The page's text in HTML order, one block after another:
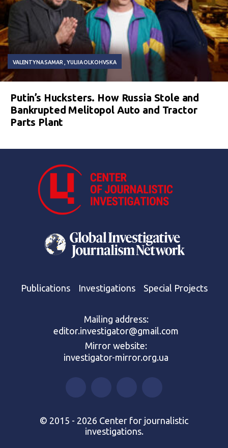
VALENTYNA SAMAR YULIIA OLKOHVSKA
Putin’s Hucksters. How Russia Stole and
Bankrupted Melitopol Auto and Tractor
Parts Plant
Publications Investigations Special Projects
Mailing address:
editor.investigator@gmail.com
Mirror website:
investigator-mirror.org.ua
© 2015 - 2026 Center for journalistic
investigations.